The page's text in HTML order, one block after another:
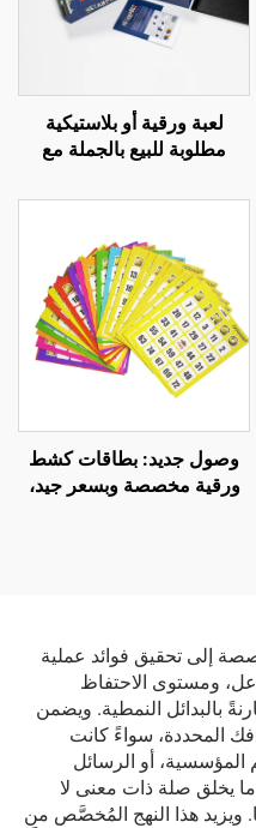
لعبة ورقية أو بلاستيكية
مطلوبة للبيع بالجملة مع
سداسي الأوجه للبالغين
وصول جديد: بطاقات كشط
ورقية مخصصة وبسعر جيد،
إلى تحقيق فوائد عملية
ومستوى الاحتفاظ
بالبدائل النمطية. ويضمن
المحددة، سواءً كانت
المؤسسية، أو الرسائل
ما يخلق صلة ذات معنى لا
ويزيد هذا النهج المُخصَّص من